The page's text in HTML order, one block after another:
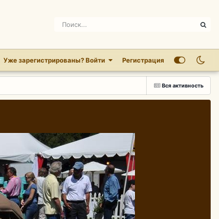
Уже зарегистрированы? Войти Регистрация
Вся активность